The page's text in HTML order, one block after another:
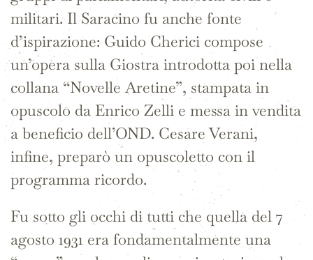
militari. Il Saracino fu anche fonte
d’ispirazione: Guido Cherici compose
un’opera sulla Giostra introdotta poi nella
collana “Novelle Aretine”, stampata in
opuscolo da Enrico Zelli e messa in vendita
a beneficio dell’OND. Cesare Verani,
infine, preparò un opuscoletto con il
programma ricordo.
Fu sotto gli occhi di tutti che quella del 7
agosto 1931 era fondamentalmente una